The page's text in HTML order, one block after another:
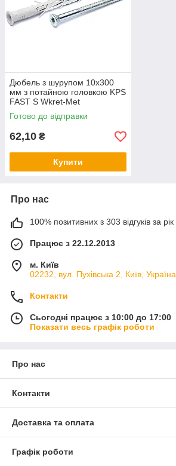
Дюбель з шурупом 10х300
мм з потайною головкою KPS
FAST S Wkret-Met
Готово до відправки
62,10 ₴
Купити
Про нас
100% позитивних з 303 відгуків за рік
Працює з 22.12.2013
м. Київ
02232, вул. Пухівська 2, Київ, Україна
Контакти
Сьогодні працює з 10:00 до 17:00
Показати весь графік роботи
Про нас
Контакти
Доставка та оплата
Графік роботи